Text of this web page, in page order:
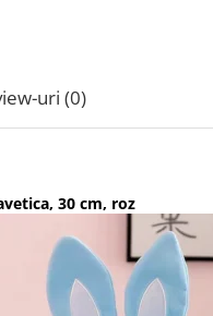
uri (0)
30 cm, roz